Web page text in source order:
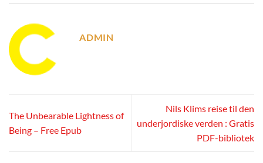
ADMIN
The Unbearable Lightness of
Being – Free Epub
Nils Klims reise til den
underjordiske verden : Gratis
PDF-bibliotek